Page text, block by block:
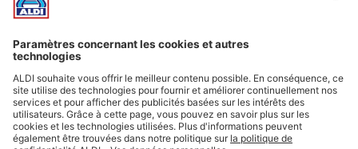
Infos essentielles
Suivez ALDI Belgique